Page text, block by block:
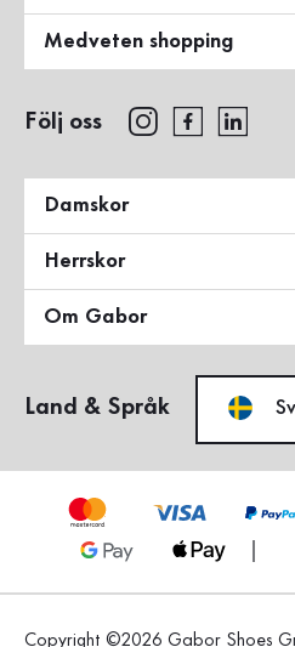
Medveten shopping
Följ oss
Damskor
Herrskor
Om Gabor
Land & Språk
Copyright ©2026 Gabor Shoes